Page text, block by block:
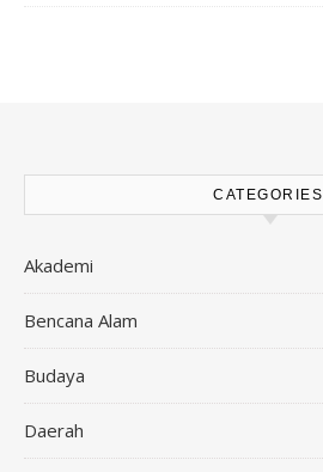
CATEGORIES
Akademi
Bencana Alam
Budaya
Daerah